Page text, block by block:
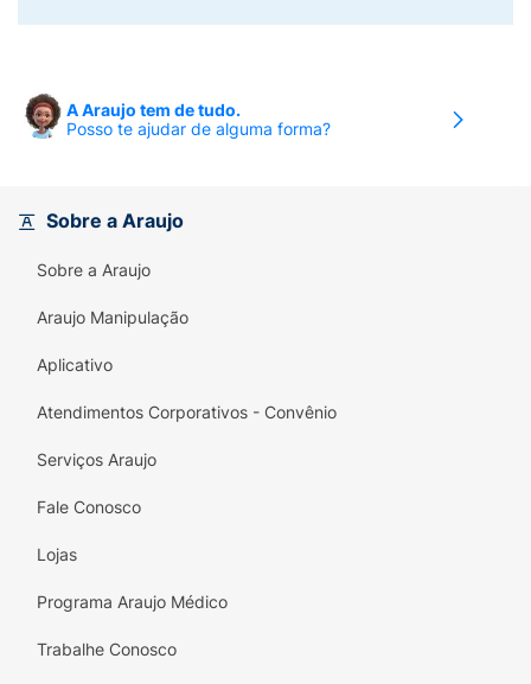
A Araujo tem de tudo.
Posso te ajudar de alguma forma?
Sobre a Araujo
Sobre a Araujo
Araujo Manipulação
Aplicativo
Atendimentos Corporativos - Convênio
Serviços Araujo
Fale Conosco
Lojas
Programa Araujo Médico
Trabalhe Conosco